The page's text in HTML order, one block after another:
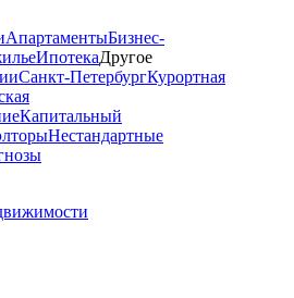
АпартаментыБизнес-
ИпотекаДругое
Санкт-ПетербургКурортная
Капитальный
Нестандартные